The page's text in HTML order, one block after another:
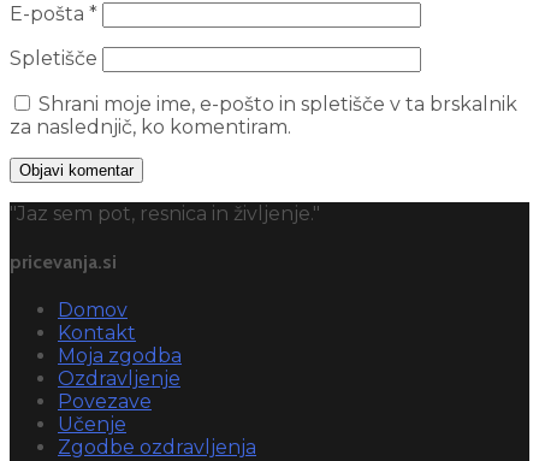
E-pošta *
Spletišče
Shrani moje ime, e-pošto in spletišče v ta brskalnik
za naslednjič, ko komentiram.
"Jaz sem pot, resnica in življenje."
pricevanja.si
Domov
Kontakt
Moja zgodba
Ozdravljenje
Povezave
Učenje
Zgodbe ozdravljenja